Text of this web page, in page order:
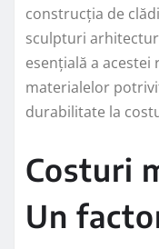
construcția de
sculpturi
esențială a acestei
materialelor
durabilitate la
Costuri
Un